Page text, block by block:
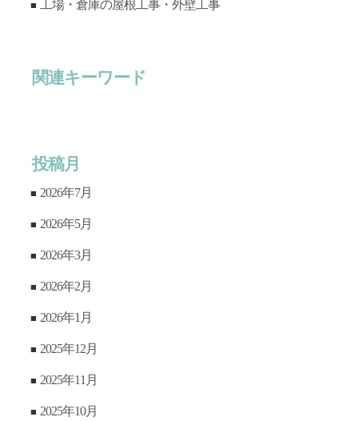
工場・倉庫の屋根工事・外壁工事
関連キーワード
投稿月
2026年7月
2026年5月
2026年3月
2026年2月
2026年1月
2025年12月
2025年11月
2025年10月